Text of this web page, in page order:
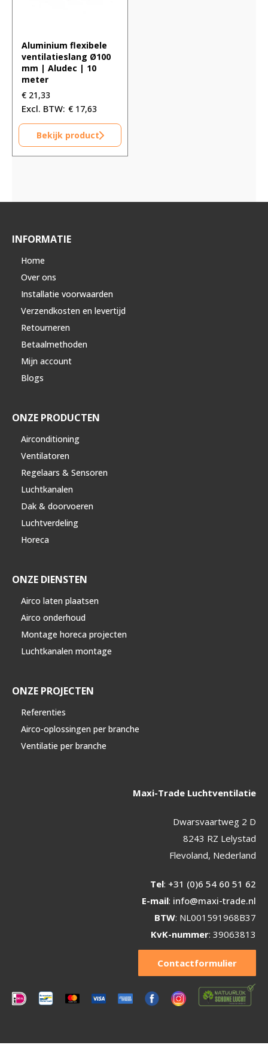
Aluminium flexibele
ventilatieslang Ø100
mm | Aludec | 10
meter
€ 21,33
€ 17,63
Bekijk product
INFORMATIE
Home
Over ons
Installatie voorwaarden
Verzendkosten en levertijd
Retourneren
Betaalmethoden
Mijn account
Blogs
ONZE PRODUCTEN
Airconditioning
Ventilatoren
Regelaars & Sensoren
Luchtkanalen
Dak & doorvoeren
Luchtverdeling
Horeca
ONZE DIENSTEN
Airco laten plaatsen
Airco onderhoud
Montage horeca projecten
Luchtkanalen montage
ONZE PROJECTEN
Referenties
Airco-oplossingen per branche
Ventilatie per branche
Maxi-Trade Luchtventilatie
Dwarsvaartweg 2 D
8243 RZ Lelystad
Flevoland, Nederland
Tel: +31 (0)6 54 60 51 62
E-mail: info@maxi-trade.nl
BTW: NL001591968B37
KvK-nummer: 39063813
Contactformulier